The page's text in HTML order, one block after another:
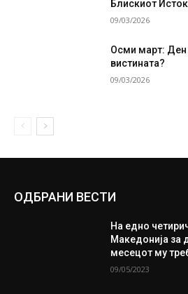
Блискиот
09/03/2026
Осми март: Ден
вистината?
09/03/2026
ОДБРАНИ ВЕСТИ
На едно
Македонија за
месецот му
09/05/2023